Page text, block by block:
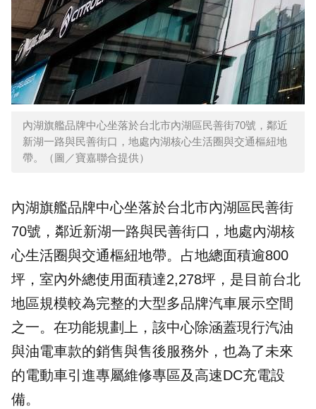
內湖旗艦品牌中心坐落於台北市內湖區民善街70號，鄰近
新湖一路與民善街口，地處內湖核心生活圈與交通樞紐地
帶。（圖／寶嘉聯合提供）
內湖旗艦品牌中心坐落於台北市內湖區民善街
70號，鄰近新湖一路與民善街口，地處內湖核
心生活圈與交通樞紐地帶。占地總面積逾800
坪，室內外總使用面積達2,278坪，是目前台北
地區規模較為完整的大型多品牌汽車展示空間
之一。在功能規劃上，該中心除涵蓋現行汽油
與油電車款的銷售與售後服務外，也為了未來
的電動車引進專屬維修專區及高速DC充電設
備。